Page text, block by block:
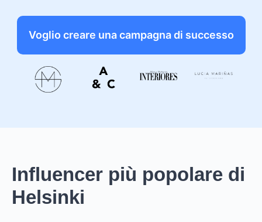
Voglio creare una campagna di successo
Influencer più popolare di
Helsinki